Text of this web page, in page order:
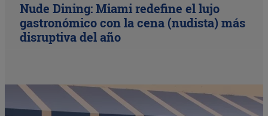
Nude Dining: Miami redefine el lujo
gastronómico con la cena (nudista) más
disruptiva del año